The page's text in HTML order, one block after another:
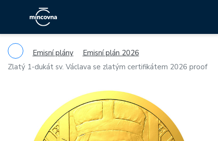
Emisní plány
Emisní plán 2026
Zlatý 1-dukát sv. Václava se zlatým certifikátem 2026 proof